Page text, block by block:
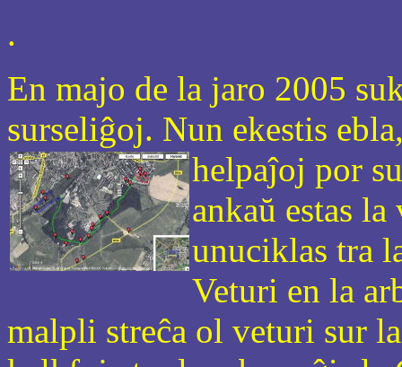
.
En majo de la jaro 2005
surseliĝoj. Nun ekestis
helpaĵoj por
ankaŭ estas
unuciklas tra
Veturi en la
malpli streĉa ol veturi sur